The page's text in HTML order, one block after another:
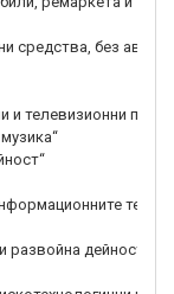
средства, без
и телевизионни
дейност“